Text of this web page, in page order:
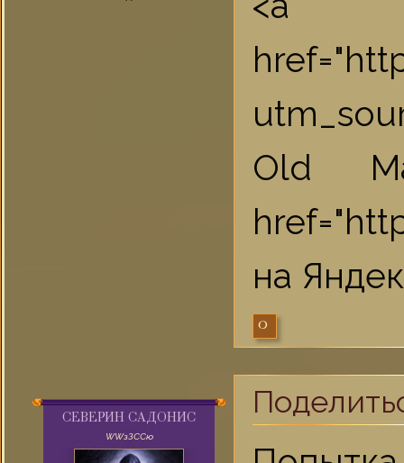
Old
на
0
СЕВЕРИН САДОНИС
WWзЗССю